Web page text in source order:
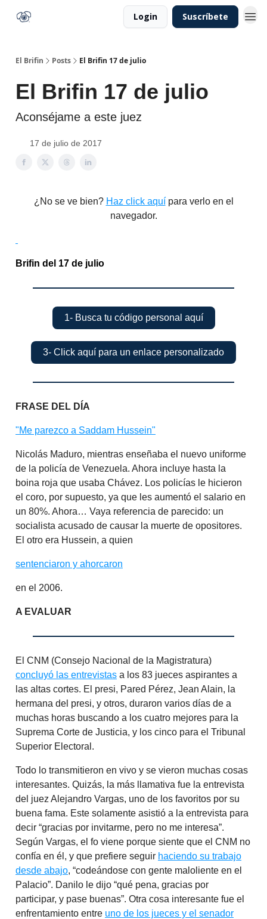
Login Suscríbete
El Brifin Posts El Brifin 17 de julio
El Brifin 17 de julio
Aconséjame a este juez
17 de julio de 2017
¿No se ve bien? Haz click aquípara verlo en el
navegador.
Brifin del 17 de julio
1- Busca tu código personal aquí
3- Click aquí para un enlace personalizado
FRASE DEL DÍA
"Me parezco a Saddam Hussein"
Nicolás Maduro, mientras enseñaba el nuevo uniforme
de la policía de Venezuela. Ahora incluye hasta la
boina roja que usaba Chávez. Los policías le hicieron
el coro, por supuesto, ya que les aumentó el salario en
un 80%. Ahora… Vaya referencia de parecido: un
socialista acusado de causar la muerte de opositores.
El otro era Hussein, a quien
sentenciaron y ahorcaron
en el 2006.
A EVALUAR
El CNM (Consejo Nacional de la Magistratura)
concluyó las entrevistas a los 83 jueces aspirantes a
las altas cortes. El presi, Pared Pérez, Jean Alain, la
hermana del presi, y otros, duraron varios días de a
muchas horas buscando a los cuatro mejores para la
Suprema Corte de Justicia, y los cinco para el Tribunal
Superior Electoral.
Todo lo transmitieron en vivo y se vieron muchas cosas
interesantes. Quizás, la más llamativa fue la entrevista
del juez Alejandro Vargas, uno de los favoritos por su
buena fama. Este solamente asistió a la entrevista para
decir “gracias por invitarme, pero no me interesa”.
Según Vargas, el fo viene porque siente que el CNM no
confía en él, y que prefiere seguir haciendo su trabajo
desde abajo, “codeándose con gente maloliente en el
Palacio”. Danilo le dijo “qué pena, gracias por
participar, y pase buenas”. Otra cosa interesante fue el
enfrentamiento entre uno de los jueces y el senador